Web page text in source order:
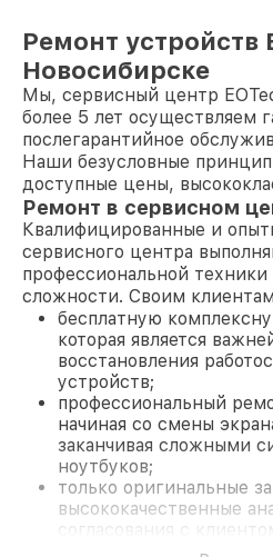
Ремонт устройств
Новосибирске
Мы, сервисный центр
более 5 лет осуществляем
послегарантийное
Наши безусловные
доступные цены,
Ремонт в сервисном
Квалифицированные и
сервисного центра
профессиональной
сложности. Своим
бесплатную
которая является
восстановления
устройств;
профессиональный
начиная со смены
заканчивая сложными
ноутбуков;
только оригинальные
высококачественные
согласования с
На все работы и